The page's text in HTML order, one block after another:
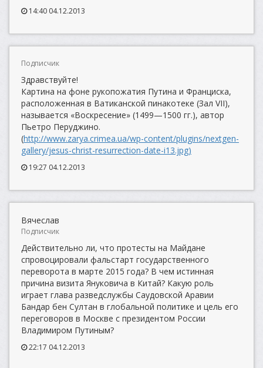
14:40 04.12.2013
Подписчик
Здравствуйте!
Картина на фоне рукопожатия Путина и Франциска,
расположенная в Ватиканской пинакотеке (Зал VII),
называется «Воскресение» (1499—1500 гг.), автор
Пьетро Перуджино.
(http://www.zarya.crimea.ua/wp-content/plugins/nextgen-
gallery/jesus-christ-resurrection-date-i13.jpg)
19:27 04.12.2013
Вячеслав
Подписчик
Действительно ли, что протесты на Майдане
спровоцировали фальстарт государственного
переворота в марте 2015 года? В чем истинная
причина визита Януковича в Китай? Какую роль
играет глава разведслужбы Саудовской Аравии
Бандар бен Султан в глобальной политике и цель его
переговоров в Москве с президентом России
Владимиром Путиным?
22:17 04.12.2013